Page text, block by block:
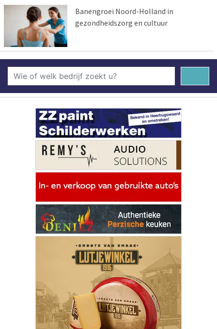
Banengroei Noord-Holland in
gezondheidszorg en cultuur